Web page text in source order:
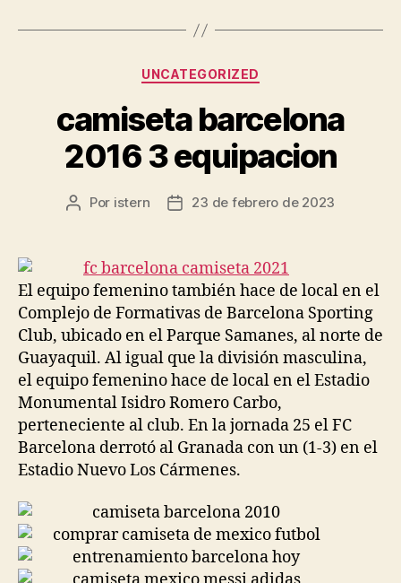
Categorías
UNCATEGORIZED
camiseta barcelona
2016 3 equipacion
Autor
entrada
Por istern
Fecha
entrada
23 de febrero de 2023
El equipo femenino también hace de local en el
Complejo de Formativas de Barcelona Sporting
Club, ubicado en el Parque Samanes, al norte de
Guayaquil. Al igual que la división masculina,
el equipo femenino hace de local en el Estadio
Monumental Isidro Romero Carbo,
perteneciente al club. En la jornada 25 el FC
Barcelona derrotó al Granada con un (1-3) en el
Estadio Nuevo Los Cármenes.